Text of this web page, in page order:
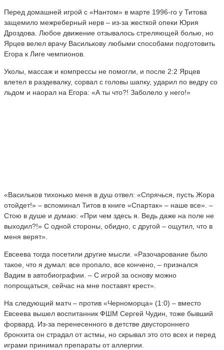
Перед домашней игрой с «Нантом» в марте 1996-го у Титова
защемило межреберный нерв – из-за жесткой опеки Юрия
Дроздова. Любое движение отзывалось стреляющей болью, но
Ярцев велел врачу Василькову любыми способами подготовить
Егора к Лиге чемпионов.
Уколы, массаж и компрессы не помогли, и после 2:2 Ярцев
влетел в раздевалку, сорвал с головы шапку, ударил по ведру со
льдом и наорал на Егора: «А ты что?! Заболело у него!»
«Васильков тихонько меня в душ отвел: «Спрячься, пусть Жора
отойдет!» – вспоминал Титов в книге «Спартак» – наше все». –
Стою в душе и думаю: «При чем здесь я. Ведь даже на поле не
выходил?!» С одной стороны, обидно, с другой – ощутил, что в
меня верят».
Евсеева тогда посетили другие мысли. «Разочарование было
такое, что я думал: все пропало, все кончено, – признался
Вадим в автобиографии. – С игрой за основу можно
попрощаться, сейчас на мне поставят крест».
На следующий матч – против «Черноморца» (1:0) – вместо
Евсеева вышел воспитанник ФШМ Сергей Чудин, тоже бывший
форвард. Из-за перенесенного в детстве двустороннего
бронхита он страдал от астмы, но скрывал это ото всех и перед
играми принимал препараты от аллергии.